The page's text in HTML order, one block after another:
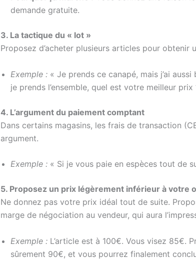
demande gratuite.
3. La tactique du « lot »
Proposez d’acheter plusieurs articles pour obtenir
Exemple : « Je prends ce canapé, mais j’ai
je prends l’ensemble, quel est votre meilleur prix
4. L’argument du paiement comptant
Dans certains magasins, les frais de transaction
argument.
Exemple : « Si je vous paie en espèces tout de
5. Proposez un prix légèrement inférieur à votre
Ne donnez pas votre prix idéal tout de suite.
marge de négociation au vendeur, qui aura
Exemple : L’article est à 100€. Vous visez 85€.
sûrement 90€, et vous pourrez finalement